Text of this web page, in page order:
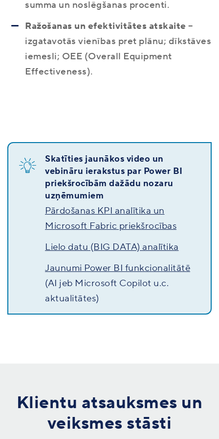
summa un noslēgšanas procenti.
Ražošanas un efektivitātes atskaite –
izgatavotās vienības pret plānu; dīkstāves
iemesli; OEE (Overall Equipment
Effectiveness).
Skatīties jaunākos video un
vebināru ierakstus par Power BI
priekšrocībām dažādu nozaru
uzņēmumiem
Pārdošanas KPI analītika un
Microsoft Fabric priekšrocības
Lielo datu (BIG DATA) analītika
Jaunumi Power BI funkcionalitātē
(AI jeb Microsoft Copilot u.c.
aktualitātes)
Klientu atsauksmes un
veiksmes stāsti